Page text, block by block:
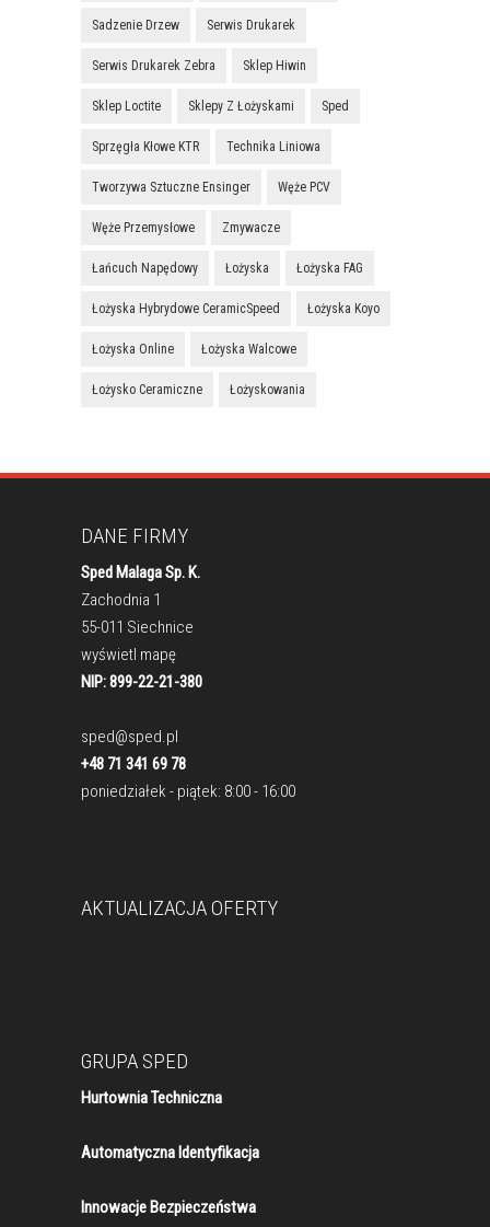
Sadzenie Drzew Serwis Drukarek
Serwis Drukarek Zebra Sklep Hiwin
Sklep Loctite Sklepy Z Łożyskami Sped
Sprzęgła Kłowe KTR Technika Liniowa
Tworzywa Sztuczne Ensinger Węże PCV
Węże Przemysłowe Zmywacze
Łańcuch Napędowy Łożyska Łożyska FAG
Łożyska Hybrydowe CeramicSpeed Łożyska Koyo
Łożyska Online Łożyska Walcowe
Łożysko Ceramiczne Łożyskowania
DANE FIRMY
Sped Malaga Sp. K.
Zachodnia 1
55-011 Siechnice
wyświetl mapę
NIP: 899-22-21-380
sped@sped.pl
+48 71 341 69 78
poniedziałek - piątek: 8:00 - 16:00
AKTUALIZACJA OFERTY
GRUPA SPED
Hurtownia Techniczna
Automatyczna Identyfikacja
Innowacje Bezpieczeństwa